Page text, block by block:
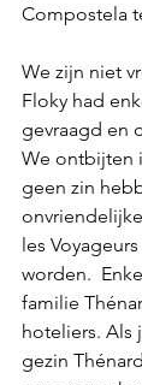
Compostela
We zijn niet
Floky had
gevraagd en
We ontbijten
geen zin
les
worden.
familie
hoteliers. Als
gezin